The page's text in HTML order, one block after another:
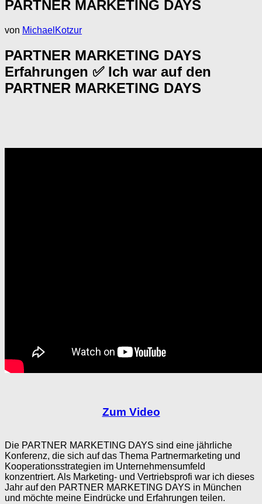
PARTNER MARKETING DAYS
von MichaelKotzur
PARTNER MARKETING DAYS
Erfahrungen ✅ Ich war auf den
PARTNER MARKETING DAYS
Zum Video
Die PARTNER MARKETING DAYS sind eine jährliche
Konferenz, die sich auf das Thema Partnermarketing und
Kooperationsstrategien im Unternehmensumfeld
konzentriert. Als Marketing- und Vertriebsprofi war ich dieses
Jahr auf den PARTNER MARKETING DAYS in München
und möchte meine Eindrücke und Erfahrungen teilen.